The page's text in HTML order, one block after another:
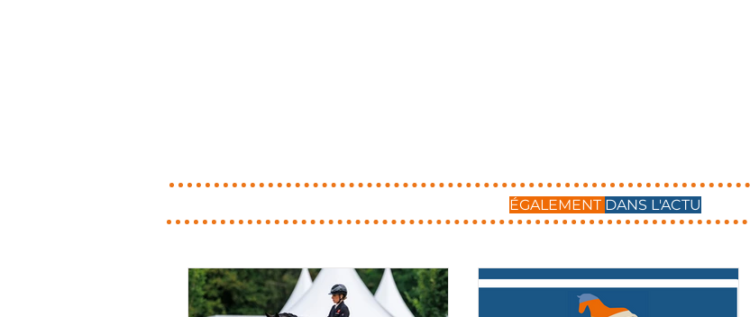
ÉGALEMENT DANS L'ACTU